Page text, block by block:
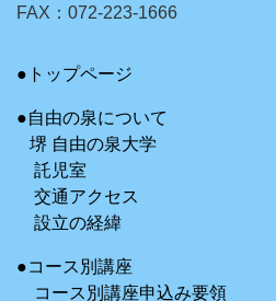
FAX：072-223-1666
●トップページ
●自由の泉について
堺 自由の泉大学
託児室
交通アクセス
設立の経緯
●コース別講座
コース別講座申込み要領